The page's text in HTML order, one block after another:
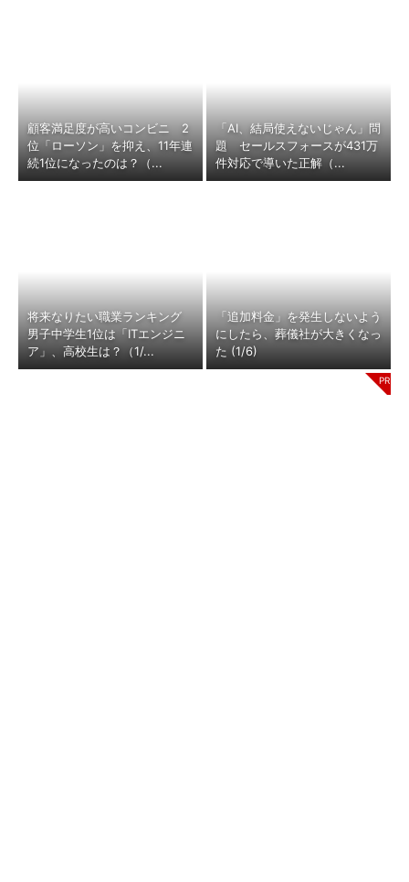
顧客満足度が高いコンビニ 2
位「ローソン」を抑え、11年連
続1位になったのは？（...
「AI、結局使えないじゃん」問
題 セールスフォースが431万
件対応で導いた正解（...
将来なりたい職業ランキング
男子中学生1位は「ITエンジニ
ア」、高校生は？（1/...
「追加料金」を発生しないよう
にしたら、葬儀社が大きくなっ
た (1/6)